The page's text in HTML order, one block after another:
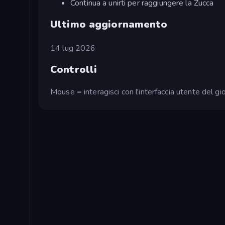
Continua a unirti per raggiungere la Zucca
Ultimo aggiornamento
14 lug 2026
Controlli
Mouse = interagisci con l'interfaccia utente del